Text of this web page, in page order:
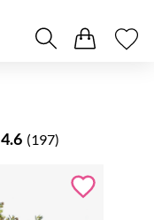
4.6 (197)